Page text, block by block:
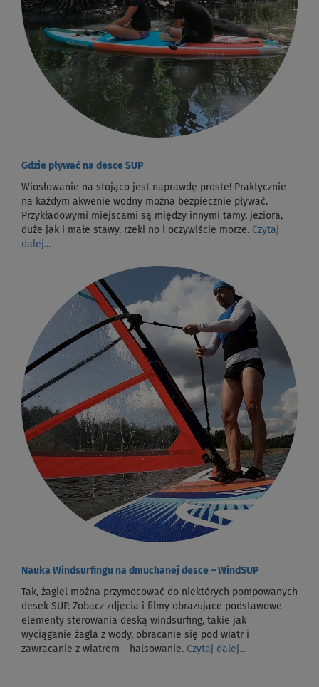
Gdzie pływać na desce SUP
Wiosłowanie na stojąco jest naprawdę proste! Praktycznie
na każdym akwenie wodny można bezpiecznie pływać.
Przykładowymi miejscami są między innymi tamy, jeziora,
duże jak i małe stawy, rzeki no i oczywiście morze. Czytaj
dalej...
Nauka Windsurfingu na dmuchanej desce – WindSUP
Tak, żagiel można przymocować do niektórych pompowanych
desek SUP. Zobacz zdjęcia i filmy obrazujące podstawowe
elementy sterowania deską windsurfing, takie jak
wyciąganie żagla z wody, obracanie się pod wiatr i
zawracanie z wiatrem - halsowanie. Czytaj dalej...